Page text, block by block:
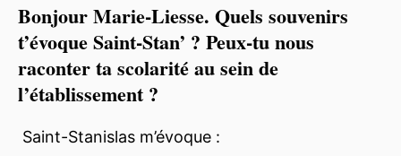
Bonjour Marie-Liesse. Quels souvenirs
t’évoque Saint-Stan’ ? Peux-tu nous
raconter ta scolarité au sein de
l’établissement ?
Saint-Stanislas m’évoque :